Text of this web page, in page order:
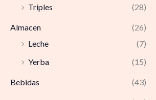
Triples
(28)
Almacen
(26)
Leche
(7)
Yerba
(15)
Bebidas (43)